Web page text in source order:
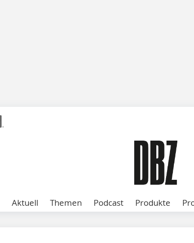
Aktuell Themen Podcast Produkte